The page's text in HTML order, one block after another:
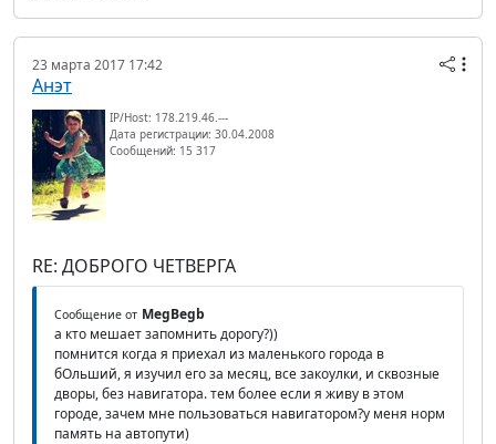
23 марта 2017 17:42
Анэт
IP/Host: 178.219.46.---
Дата регистрации: 30.04.2008
Сообщений: 15 317
RE: ДОБРОГО ЧЕТВЕРГА
Сообщение от MegBegb
а кто мешает запомнить дорогу?))
помнится когда я приехал из маленького города в
бОльший, я изучил его за месяц, все закоулки, и сквозные
дворы, без навигатора. тем более если я живу в этом
городе, зачем мне пользоваться навигатором?у меня норм
память на автопути)